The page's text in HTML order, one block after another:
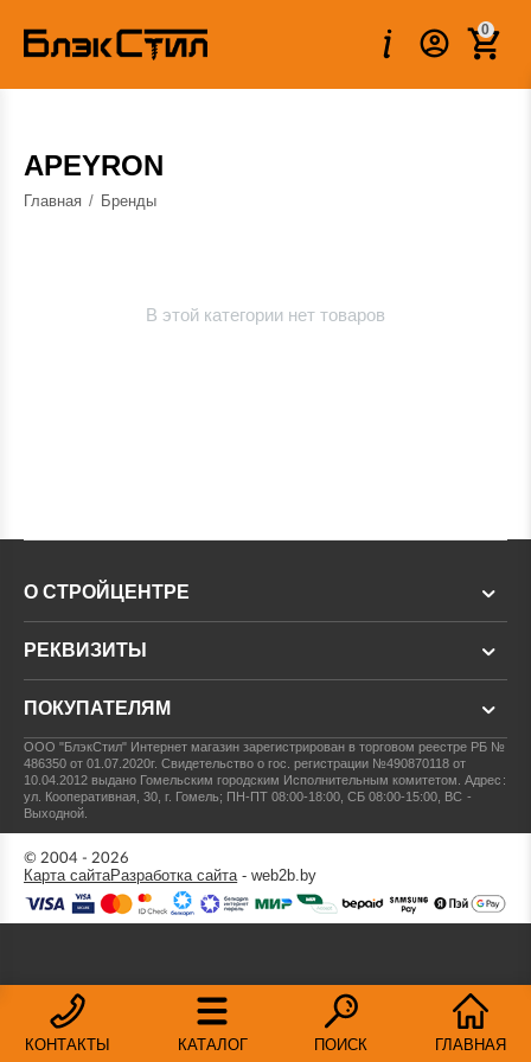
0
APEYRON
Главная / Бренды
В этой категории нет товаров
КОНТАКТЫ КАТАЛОГ ПОИСК ГЛАВНАЯ
О СТРОЙЦЕНТРЕ
РЕКВИЗИТЫ
ПОКУПАТЕЛЯМ
ООО "БлэкСтил" Интернет магазин зарегистрирован в торговом реестре РБ №
486350 от 01.07.2020г.Свидетельство о гос. регистрации №490870118 от
10.04.2012 выдано Гомельским городским Исполнительным комитетом.Адрес:
ул. Кооперативная, 30, г. Гомель; ПН-ПТ 08:00-18:00, СБ 08:00-15:00, ВС -
Выходной.
© 2004 - 2026
Карта сайтаРазработка сайта- web2b.by